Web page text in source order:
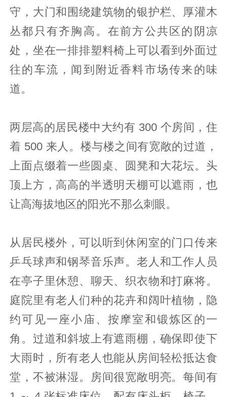
守，大门和围绕建筑物的银护栏、厚灌木
丛都只有齐胸高。在前方公共区的阴凉
处，坐在一排排塑料椅上可以看到外面过
往的车流，闻到附近香料市场传来的味
道。
两层高的居民楼中大约有 300 个房间，住
着 500 来人。楼与楼之间有宽敞的过道，
上面点缀着一些圆桌、圆凳和大花坛。头
顶上方，高高的半透明天棚可以遮雨，也
让高海拔地区的阳光不那么刺眼。
从居民楼外，可以听到休闲室的门口传来
乒乓球声和钢琴音乐声。老人和工作人员
在亭子里休憩、聊天、织衣物和打麻将。
庭院里有老人们种的花卉和阔叶植物，隐
约可见一座小庙、按摩室和锻炼区的一
角。过道和斜坡上有遮雨棚，确保即使下
大雨时，所有老人也能从房间轻松抵达食
堂，不被淋湿。房间很宽敞明亮。每间有